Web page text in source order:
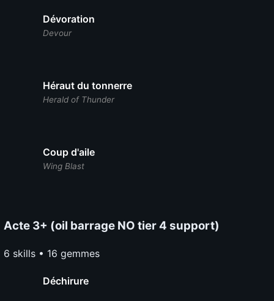
Dévoration
Devour
Héraut du tonnerre
Herald of Thunder
Coup d'aile
Wing Blast
Acte 3+ (oil barrage NO tier 4 support)
6 skills • 16 gemmes
Déchirure